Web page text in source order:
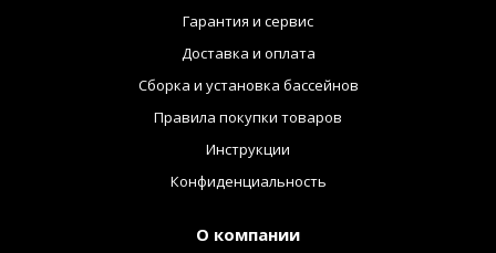
Гарантия и сервис
Доставка и оплата
Сборка и установка бассейнов
Правила покупки товаров
Инструкции
Конфиденциальность
О компании